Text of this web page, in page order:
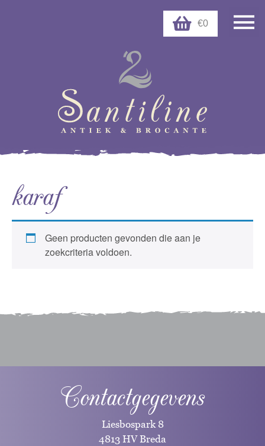
€0
karaf
Geen producten gevonden die aan je
zoekcriteria voldoen.
Contactgegevens
Liesbospark 8
4813 HV Breda